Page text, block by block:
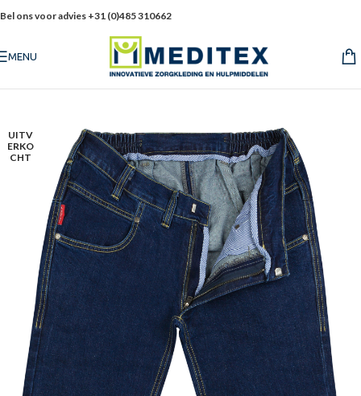
Bel ons voor advies +31 (0)485 310662
MENU
UITV
ERKO
CHT